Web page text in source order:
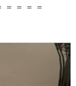
＝ ＝ ＝